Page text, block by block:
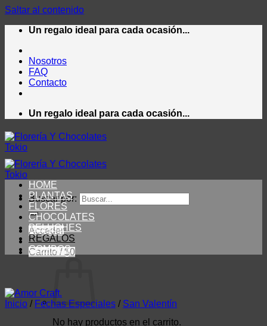
Saltar al contenido
Un regalo ideal para cada ocasión...
Nosotros
FAQ
Contacto
Un regalo ideal para cada ocasión...
Buscar por:
Acceder
Carrito /$0
No hay productos en el carrito.
HOME
PLANTAS
FLORES
CHOCOLATES
PELUCHES
REGALOS
COMBOS
Inicio / Fechas Especiales / San Valentín